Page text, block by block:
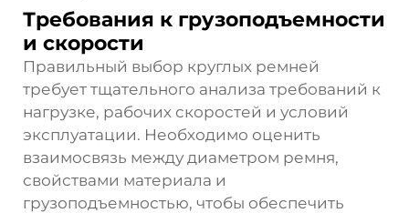
Требования к грузоподъемности
и скорости
Правильный выбор круглых ремней
требует тщательного анализа требований к
нагрузке, рабочих скоростей и условий
эксплуатации. Необходимо оценить
взаимосвязь между диаметром ремня,
свойствами материала и
грузоподъемностью, чтобы обеспечить